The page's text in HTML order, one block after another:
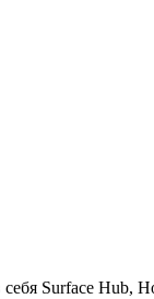
Surface Hub,